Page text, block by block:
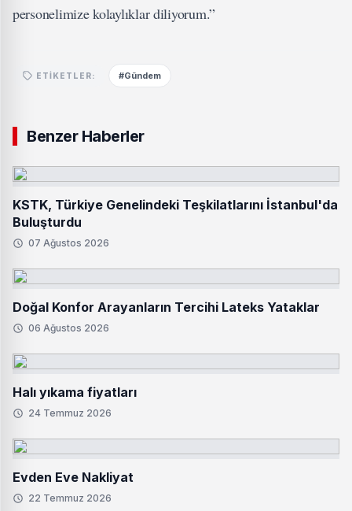
personelimize kolaylıklar diliyorum.”
ETIKETLER: #Gündem
Benzer Haberler
KSTK, Türkiye Genelindeki Teşkilatlarını İstanbul'da
Buluşturdu
07 Ağustos 2026
Doğal Konfor Arayanların Tercihi Lateks Yataklar
06 Ağustos 2026
Halı yıkama fiyatları
24 Temmuz 2026
Evden Eve Nakliyat
22 Temmuz 2026